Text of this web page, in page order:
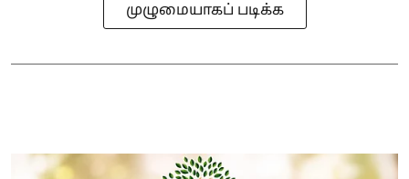
முழுமையாகப் படிக்க